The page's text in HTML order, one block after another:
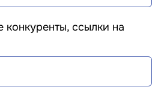
ссылки на